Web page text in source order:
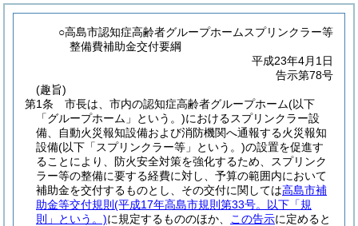
○高島市認知症高齢者グループホームスプリンクラー等
整備費補助金交付要綱
平成23年4月1日
告示第78号
(趣旨)
第1条
市長は、市内の認知症高齢者グループホーム(以下
「グループホーム」という。)におけるスプリンクラー設
備、自動火災報知設備および消防機関へ通報する火災報知
設備(以下「スプリンクラー等」という。)の設置を促進す
ることにより、防火安全対策を強化するため、スプリンク
ラー等の整備に要する経費に対し、予算の範囲内において
補助金を交付するものとし、その交付に関しては高島市補
助金等交付規則 (平成17年高島市規則第33号。以下「規
則」という。)に規定するもののほか、 この告示に定めると